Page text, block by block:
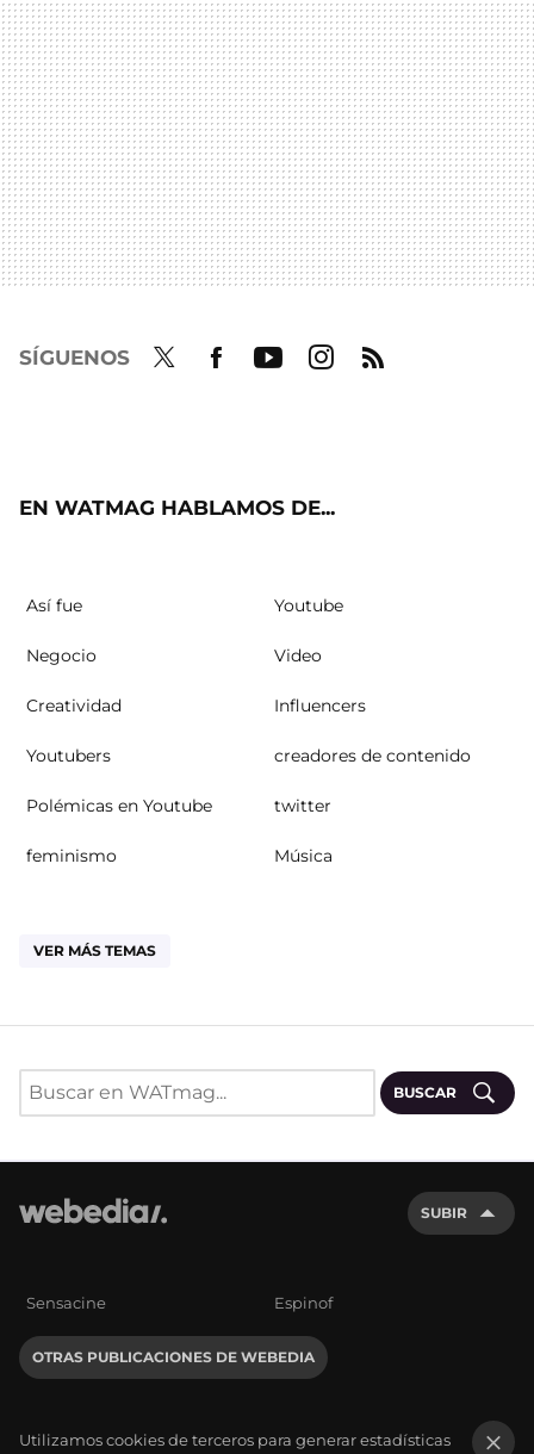
SÍGUENOS
EN WATMAG HABLAMOS DE...
Así fue Youtube
Negocio Video
Creatividad Influencers
Youtubers creadores de contenido
Polémicas en Youtube twitter
feminismo Música
VER MÁS TEMAS
BUSCAR
SUBIR
Sensacine Espinof
OTRAS PUBLICACIONES DE WEBEDIA
Utilizamos cookies de terceros para generar estadísticas